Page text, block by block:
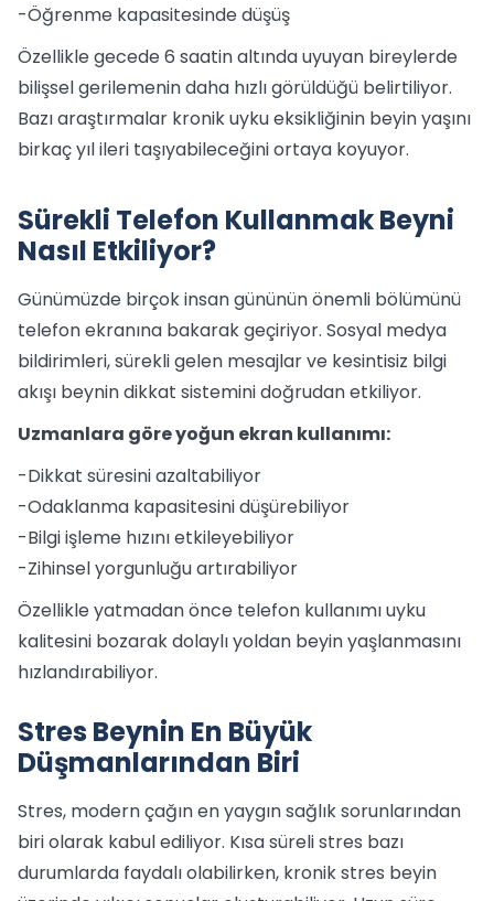
-Öğrenme kapasitesinde düşüş
Özellikle gecede 6 saatin altında uyuyan bireylerde
bilişsel gerilemenin daha hızlı görüldüğü belirtiliyor.
Bazı araştırmalar kronik uyku eksikliğinin beyin yaşını
birkaç yıl ileri taşıyabileceğini ortaya koyuyor.
Sürekli Telefon Kullanmak Beyni
Nasıl Etkiliyor?
Günümüzde birçok insan gününün önemli bölümünü
telefon ekranına bakarak geçiriyor. Sosyal medya
bildirimleri, sürekli gelen mesajlar ve kesintisiz bilgi
akışı beynin dikkat sistemini doğrudan etkiliyor.
Uzmanlara göre yoğun ekran kullanımı:
-Dikkat süresini azaltabiliyor
-Odaklanma kapasitesini düşürebiliyor
-Bilgi işleme hızını etkileyebiliyor
-Zihinsel yorgunluğu artırabiliyor
Özellikle yatmadan önce telefon kullanımı uyku
kalitesini bozarak dolaylı yoldan beyin yaşlanmasını
hızlandırabiliyor.
Stres Beynin En Büyük
Düşmanlarından Biri
Stres, modern çağın en yaygın sağlık sorunlarından
biri olarak kabul ediliyor. Kısa süreli stres bazı
durumlarda faydalı olabilirken, kronik stres beyin